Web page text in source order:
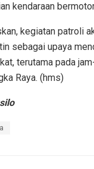
kendaraan
kegiatan patroli
sebagai upaya
terutama pada
Raya. (hms)